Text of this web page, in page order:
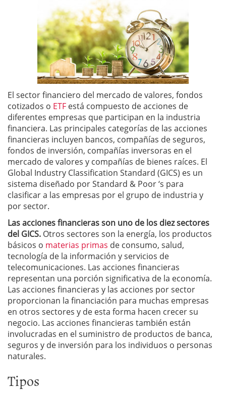
El sector financiero del mercado de valores, fondos
cotizados o ETF está compuesto de acciones de
diferentes empresas que participan en la industria
financiera. Las principales categorías de las acciones
financieras incluyen bancos, compañías de seguros,
fondos de inversión, compañías inversoras en el
mercado de valores y compañías de bienes raíces. El
Global Industry Classification Standard (GICS) es un
sistema diseñado por Standard & Poor ‘s para
clasificar a las empresas por el grupo de industria y
por sector.
Las acciones financierasson uno de los diez sectores
del GICS. Otros sectores son la energía, los productos
básicos o materias primas de consumo, salud,
tecnología de la información y servicios de
telecomunicaciones. Las acciones financieras
representan una porción significativa de la economía.
Las acciones financieras y las acciones por sector
proporcionan la financiación para muchas empresas
en otros sectores y de esta forma hacen crecer su
negocio. Las acciones financieras también están
involucradas en el suministro de productos de banca,
seguros y de inversión para los individuos o personas
naturales.
Tipos